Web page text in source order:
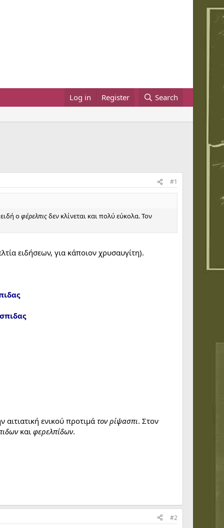
Log in Register Search
#1
οφέρελπιςδεν κλίνεται και πολύ εύκολα. Τον
ειδήσεων, για κάποιον χρυσαυγίτη).
αιτιατική ενικού προτιμά τον ρίψασπι. Στον
και φερελπίδων.
#2